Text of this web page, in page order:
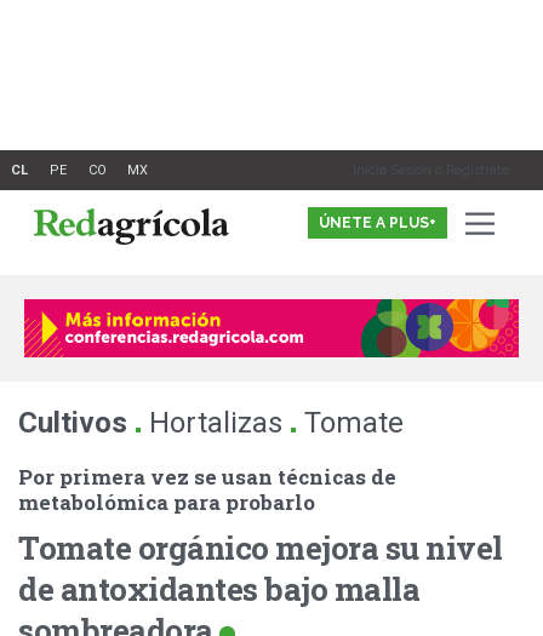
Inicia Sesión o Registrate
ÚNETE A PLUS+
Cultivos . Hortalizas . Tomate
Por primera vez se usan técnicas de
metabolómica para probarlo
Tomate orgánico mejora su nivel
de antoxidantes bajo malla